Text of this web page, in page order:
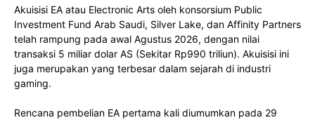
Akuisisi EA atau Electronic Arts oleh konsorsium Public
Investment Fund Arab Saudi, Silver Lake, dan Affinity Partners
telah rampung pada awal Agustus 2026, dengan nilai
transaksi 5 miliar dolar AS (Sekitar Rp990 triliun). Akuisisi ini
juga merupakan yang terbesar dalam sejarah di industri
gaming.
Rencana pembelian EA pertama kali diumumkan pada 29